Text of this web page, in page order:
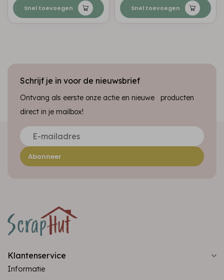
Snel toevoegen Snel toevoegen
Schrijf je in voor de nieuwsbrief
Ontvang als eerste onze actie en nieuwe producten
direct in je mailbox!
Abonneer
Klantenservice
Informatie